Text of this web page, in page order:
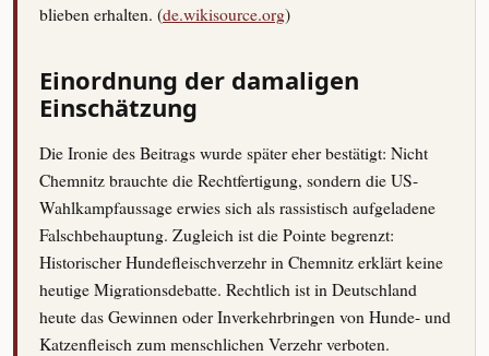
blieben erhalten. (de.wikisource.org)
Einordnung der damaligen
Einschätzung
Die Ironie des Beitrags wurde später eher bestätigt: Nicht
Chemnitz brauchte die Rechtfertigung, sondern die US-
Wahlkampfaussage erwies sich als rassistisch aufgeladene
Falschbehauptung. Zugleich ist die Pointe begrenzt:
Historischer Hundefleischverzehr in Chemnitz erklärt keine
heutige Migrationsdebatte. Rechtlich ist in Deutschland
heute das Gewinnen oder Inverkehrbringen von Hunde- und
Katzenfleisch zum menschlichen Verzehr verboten.